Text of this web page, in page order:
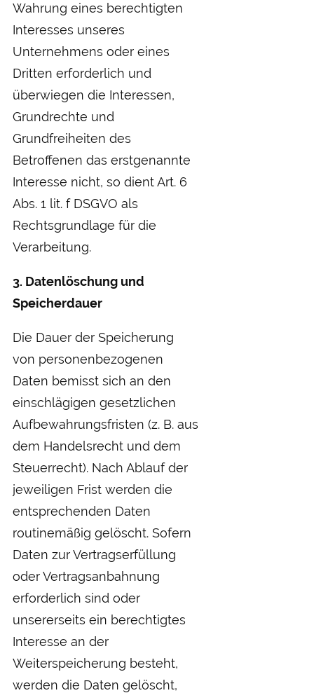
Wahrung eines berechtigten
Interesses unseres
Unternehmens oder eines
Dritten erforderlich und
überwiegen die Interessen,
Grundrechte und
Grundfreiheiten des
Betroffenen das erstgenannte
Interesse nicht, so dient Art. 6
Abs. 1 lit. f DSGVO als
Rechtsgrundlage für die
Verarbeitung.
3. Datenlöschung und
Speicherdauer
Die Dauer der Speicherung
von personenbezogenen
Daten bemisst sich an den
einschlägigen gesetzlichen
Aufbewahrungsfristen (z. B. aus
dem Handelsrecht und dem
Steuerrecht). Nach Ablauf der
jeweiligen Frist werden die
entsprechenden Daten
routinemäßig gelöscht. Sofern
Daten zur Vertragserfüllung
oder Vertragsanbahnung
erforderlich sind oder
unsererseits ein berechtigtes
Interesse an der
Weiterspeicherung besteht,
werden die Daten gelöscht,